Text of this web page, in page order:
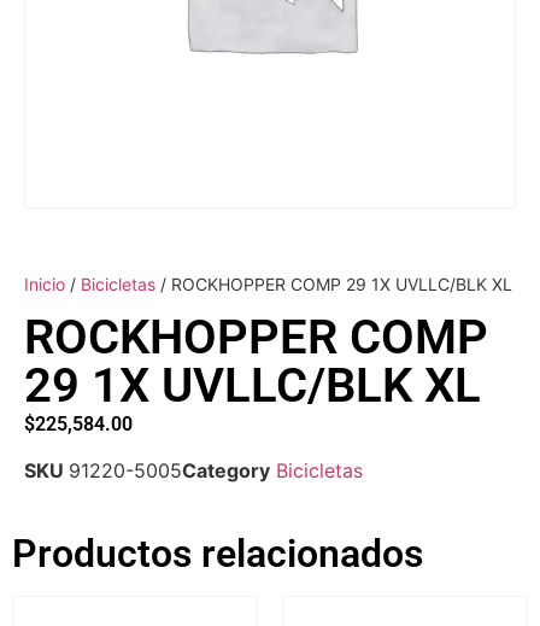
Inicio / Bicicletas / ROCKHOPPER COMP 29 1X UVLLC/BLK XL
ROCKHOPPER COMP
29 1X UVLLC/BLK XL
$225,584.00
SKU 91220-5005Category Bicicletas
Productos relacionados